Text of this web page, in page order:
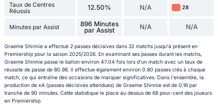
Taux de Centres
Réussis
12.50% N/A 28
Minutes par Assist
896 Minutes
par Assist
N/A N/A
Graeme Shinnie a effectué 2 passes décisives dans 32 matchs jusqu'à présent en
Premiership pour la saison 2025/2026. En examinant ses passes durant les matchs,
Graeme Shinnie passe le ballon environ 47.04 fois lors d'un match avec un taux de
réussite de passe de 80.98. Il effectue également environ 0.80 passes clés à chaque
match, ce qui entraîne des occasions de marquer significatives. Dans l'ensemble, la
production de xA (passes décisives attendues) de Graeme Shinnie est de 0.16 par
tranche de 90 minutes. Cette statistique le place au dessus de 68 pour-cent des joueurs
en Premiership.